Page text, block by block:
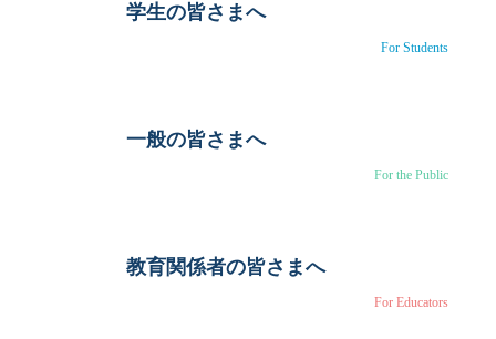
学生の皆さまへ
For Students
一般の皆さまへ
For the Public
教育関係者の皆さまへ
For Educators